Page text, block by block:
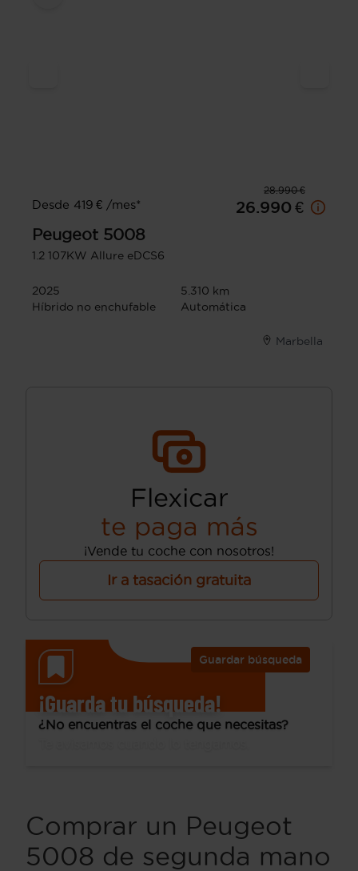
28.990 €
Desde 419 € /mes*
26.990 €
Peugeot 5008
1.2 107KW Allure eDCS6
2025
5.310 km
Híbrido no enchufable
Automática
Marbella
Flexicar
te paga más
¡Vende tu coche con nosotros!
Ir a tasación gratuita
Guardar búsqueda
¡Guarda tu búsqueda!
¿No encuentras el coche que necesitas?
Comprar un Peugeot
5008 de segunda mano